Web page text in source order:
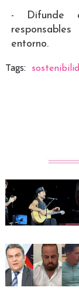
- Difunde
entorno.
Tags: